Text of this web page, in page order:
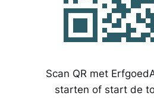
Scan QR met
starten of start de